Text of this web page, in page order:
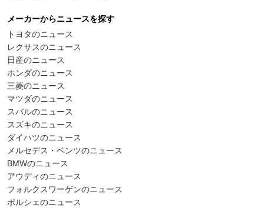
メーカーからニュースを探す
トヨタのニュース
レクサスのニュース
日産のニュース
ホンダのニュース
三菱のニュース
マツダのニュース
スバルのニュース
スズキのニュース
ダイハツのニュース
メルセデス・ベンツのニュース
BMWのニュース
アウディのニュース
フォルクスワーゲンのニュース
ポルシェのニュース